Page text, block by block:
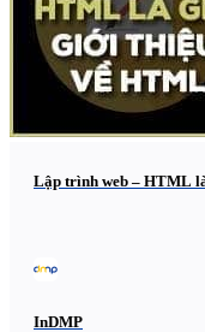
Lập trình web – HTML
InDMP